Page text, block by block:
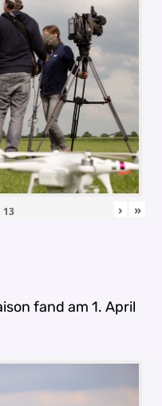
13 › »
fand am 1. April